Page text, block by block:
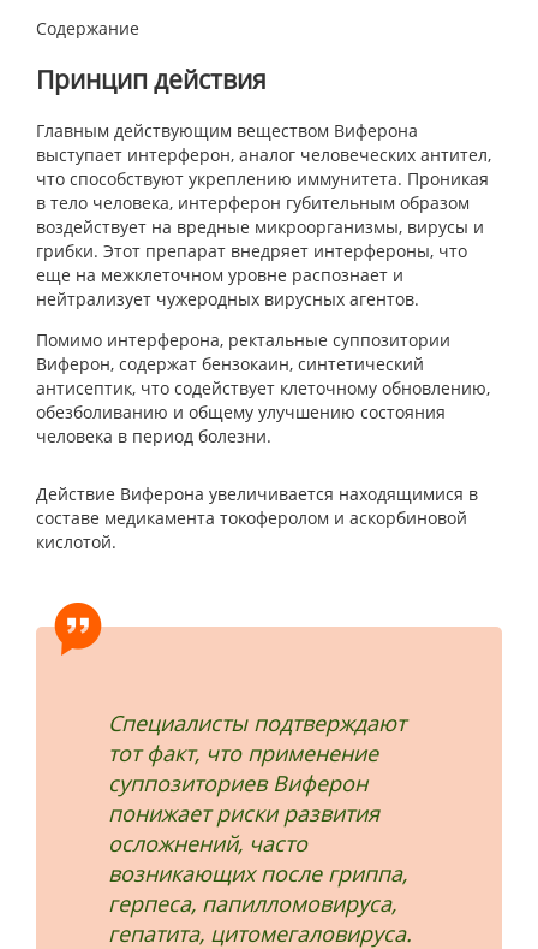
Содержание
Принцип действия
Главным действующим веществом Виферона
выступает интерферон, аналог человеческих антител,
что способствуют укреплению иммунитета. Проникая
в тело человека, интерферон губительным образом
воздействует на вредные микроорганизмы, вирусы и
грибки. Этот препарат внедряет интерфероны, что
еще на межклеточном уровне распознает и
нейтрализует чужеродных вирусных агентов.
Помимо интерферона, ректальные суппозитории
Виферон, содержат бензокаин, синтетический
антисептик, что содействует клеточному обновлению,
обезболиванию и общему улучшению состояния
человека в период болезни.
Действие Виферона увеличивается находящимися в
составе медикамента токоферолом и аскорбиновой
кислотой.
Специалисты подтверждают
тот факт, что применение
суппозиториев Виферон
понижает риски развития
осложнений, часто
возникающих после гриппа,
герпеса, папилломовируса,
гепатита, цитомегаловируса.